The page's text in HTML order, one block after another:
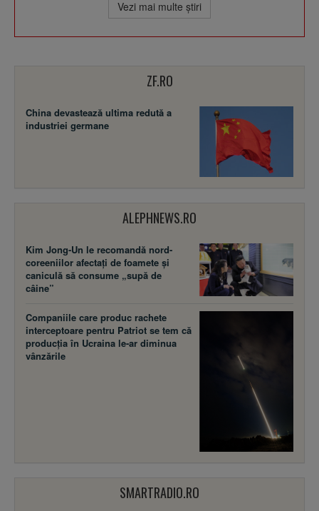
Vezi mai multe ştiri
ZF.RO
China devastează ultima redută a
industriei germane
ALEPHNEWS.RO
Kim Jong-Un le recomandă nord-
coreeniilor afectați de foamete și
caniculă să consume „supă de
câine”
Companiile care produc rachete
interceptoare pentru Patriot se tem că
producția în Ucraina le-ar diminua
vânzările
SMARTRADIO.RO